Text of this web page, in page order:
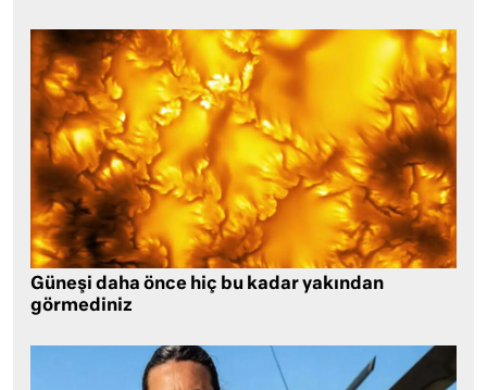
Güneşi daha önce hiç bu kadar yakından
görmediniz